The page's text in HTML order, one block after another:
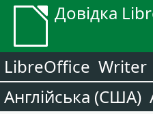
Довідка
LibreOffice Writer
Англійська (США)